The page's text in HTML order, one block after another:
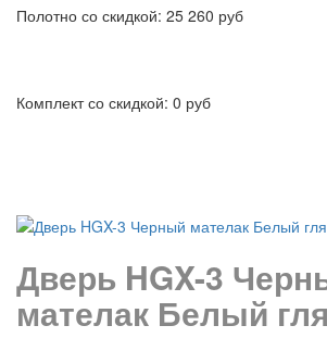
Полотно со скидкой: 25 260 руб
Комплект со скидкой: 0 руб
Дверь HGX-3
мателак Белый